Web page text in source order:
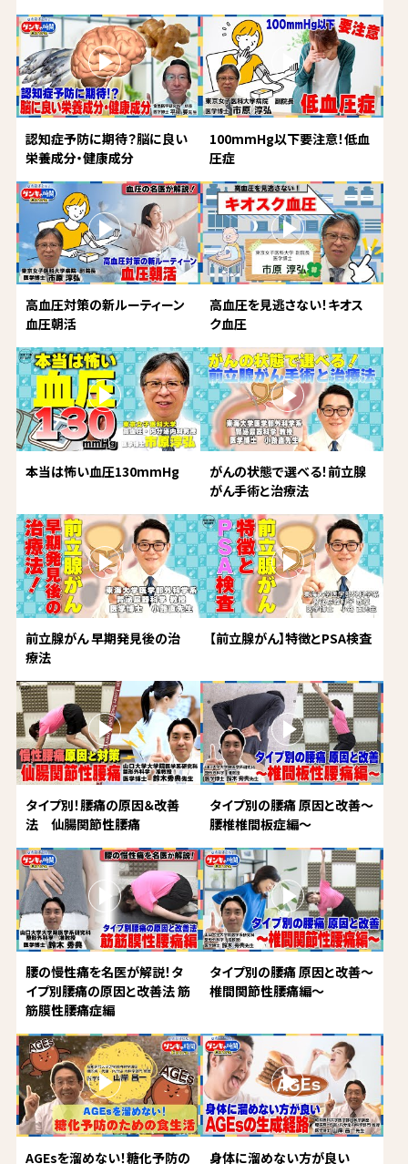
認知症予防に期待？脳に良い
栄養成分・健康成分
100mmHg以下要注意！低血
圧症
高血圧対策の新ルーティーン
血圧朝活
高血圧を見逃さない！キオス
ク血圧
本当は怖い血圧130mmHg
がんの状態で選べる！前立腺
がん手術と治療法
前立腺がん 早期発見後の治
療法
【前立腺がん】特徴とPSA検査
タイプ別！腰痛の原因＆改善
法 仙腸関節性腰痛
タイプ別の腰痛 原因と改善～
腰椎椎間板症編～
腰の慢性痛を名医が解説！タ
イプ別腰痛の原因と改善法 筋
筋膜性腰痛症編
タイプ別の腰痛 原因と改善～
椎間関節性腰痛編～
AGEsを溜めない！糖化予防の
身体に溜めない方が良い